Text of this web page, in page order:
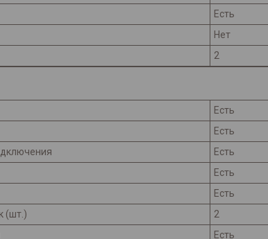
Есть
Нет
2
Есть
Есть
Есть
Есть
Есть
(шт.)
2
Есть